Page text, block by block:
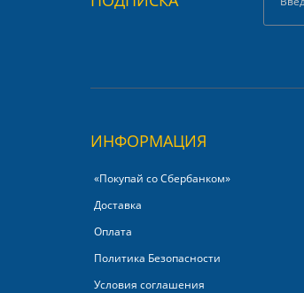
ИНФОРМАЦИЯ
«Покупай со Сбербанком»‎
Доставка
Оплата
Политика Безопасности
Условия соглашения